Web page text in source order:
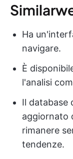
Ha
navigare.
È
l'analisi
Il database
aggiornato
rimanere
tendenze.